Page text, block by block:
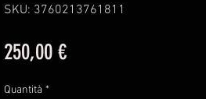
SKU: 3760213761811
250,00 €Prezzo
Quantità *